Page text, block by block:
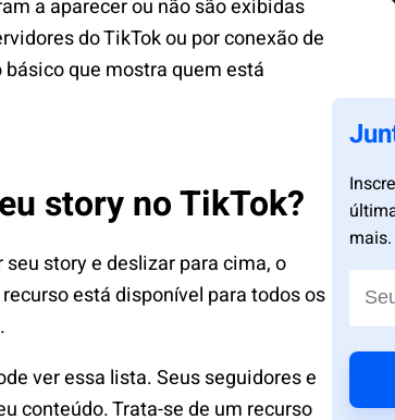
a aparecer ou não são exibidas
do TikTok ou por conexão de
que mostra quem está
story no TikTok?
story e deslizar para cima, o
está disponível para todos os
ver essa lista. Seus seguidores e
conteúdo. Trata-se de um recurso